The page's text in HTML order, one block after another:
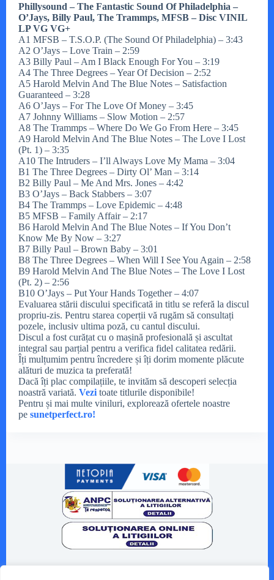
Phillysound – The Fantastic Sound Of Philadelphia –
O’Jays, Billy Paul, The Trammps, MFSB – Disc VINIL
LP VG VG+
A1 MFSB – T.S.O.P. (The Sound Of Philadelphia) – 3:43
A2 O’Jays – Love Train – 2:59
A3 Billy Paul – Am I Black Enough For You – 3:19
A4 The Three Degrees – Year Of Decision – 2:52
A5 Harold Melvin And The Blue Notes – Satisfaction
Guaranteed – 3:28
A6 O’Jays – For The Love Of Money – 3:45
A7 Johnny Williams – Slow Motion – 2:57
A8 The Trammps – Where Do We Go From Here – 3:45
A9 Harold Melvin And The Blue Notes – The Love I Lost
(Pt. 1) – 3:35
A10 The Intruders – I’ll Always Love My Mama – 3:04
B1 The Three Degrees – Dirty Ol’ Man – 3:14
B2 Billy Paul – Me And Mrs. Jones – 4:42
B3 O’Jays – Back Stabbers – 3:07
B4 The Trammps – Love Epidemic – 4:48
B5 MFSB – Family Affair – 2:17
B6 Harold Melvin And The Blue Notes – If You Don’t
Know Me By Now – 3:27
B7 Billy Paul – Brown Baby – 3:01
B8 The Three Degrees – When Will I See You Again – 2:58
B9 Harold Melvin And The Blue Notes – The Love I Lost
(Pt. 2) – 2:56
B10 O’Jays – Put Your Hands Together – 4:07
Evaluarea stării discului specificată in titlu se referă la discul
propriu-zis. Pentru starea coperții vă rugăm să consultați
pozele, inclusiv ultima poză, cu cantul discului.
Discul a fost curățat cu o mașină profesională și ascultat
integral sau parțial pentru a verifica fidel calitatea redării.
Îți mulțumim pentru încredere și îți dorim momente plăcute
alături de muzica ta preferată!
Dacă îți plac compilațiile, te invităm să descoperi selecția
noastră variată. Vezi toate titlurile disponibile!
Pentru și mai multe viniluri, explorează ofertele noastre
pe sunetperfect.ro!